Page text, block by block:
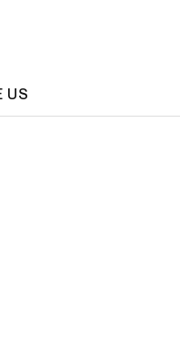
US